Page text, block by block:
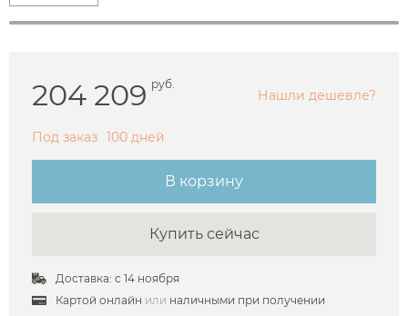
204 209 руб.
Нашли дешевле?
Под заказ 100 дней
В корзину
Купить сейчас
Доставка: с 14 ноября
Картой онлайн или наличными при получении